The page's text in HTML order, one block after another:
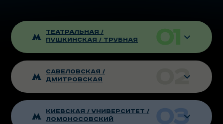
Театральная /
Пушкинская / Трубная
Савеловская /
дмитровская
Киевская / Университет /
Ломоносовский